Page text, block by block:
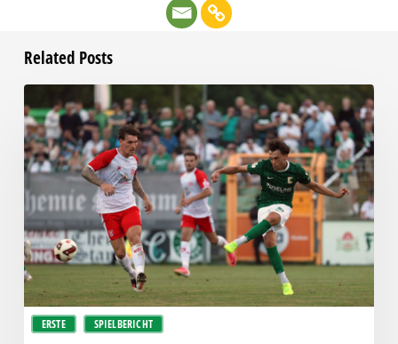
Related Posts
ERSTE SPIELBERICHT
Pleite:
Chemie
kassiert
späten
Knockout
gegen
Halle